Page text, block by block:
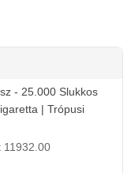
- 25.000 Slukkos
| Trópusi
11932.00